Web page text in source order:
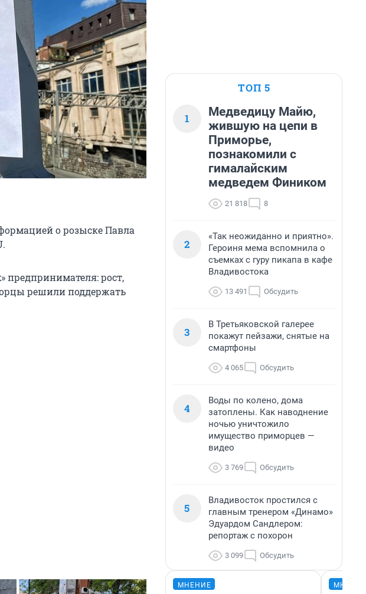
о розыске Павла
предпринимателя: рост,
решили поддержать
ТОП 5
1
Медведицу Майю,
жившую на цепи в
Приморье,
познакомили с
гималайским
медведем Фиником
21 818 8
2
«Так неожиданно и приятно».
Героиня мема вспомнила о
съемках с гуру пикапа в кафе
Владивостока
13 491 Обсудить
3
В Третьяковской галерее
покажут пейзажи, снятые на
смартфоны
4 065 Обсудить
4
Воды по колено, дома
затоплены. Как наводнение
ночью уничтожило
имущество приморцев —
видео
3 769 Обсудить
5
Владивосток простился с
главным тренером «Динамо»
Эдуардом Сандлером:
репортаж с похорон
3 099 Обсудить
МНЕНИЕ